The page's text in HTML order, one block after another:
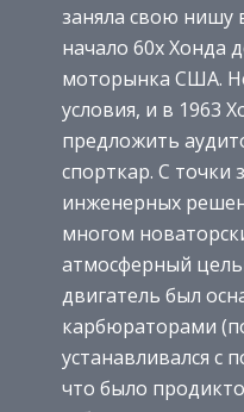
заняла свою нишу
начало 60х Хонда
моторынка США.
условия, и в 1963
предложить
спорткар. С точки
инженерных
многом
атмосферный
двигатель был
карбюраторами
устанавливался с
что было